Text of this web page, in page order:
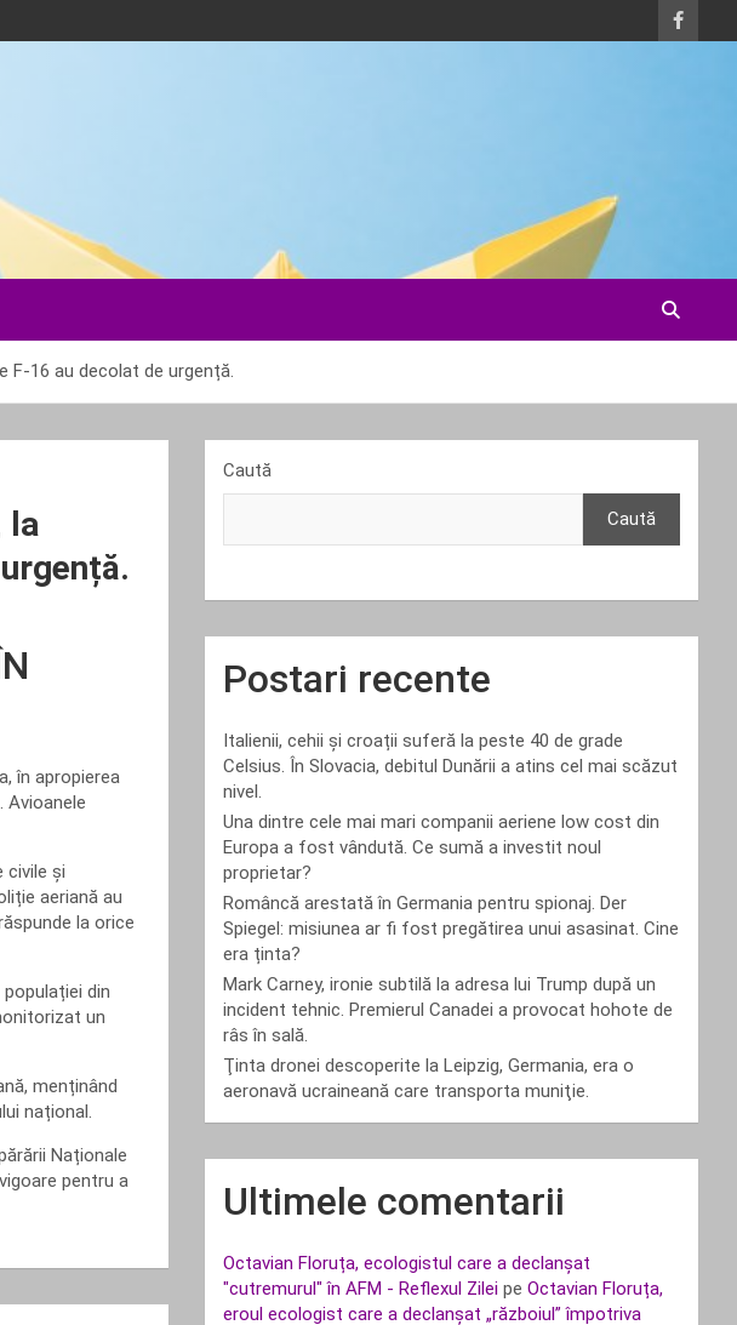
F-16 au decolat de urgență.
la
în apropierea
Avioanele
civile și
aeriană au
la orice
din
un
menținând
național.
Naționale
pentru a
Caută
Caută
Postari recente
Italienii, cehii și croații suferă la peste 40 de grade
Celsius. În Slovacia, debitul Dunării a atins cel mai scăzut
nivel.
Una dintre cele mai mari companii aeriene low cost din
Europa a fost vândută. Ce sumă a investit noul
proprietar?
Româncă arestată în Germania pentru spionaj. Der
Spiegel: misiunea ar fi fost pregătirea unui asasinat. Cine
era ținta?
Mark Carney, ironie subtilă la adresa lui Trump după un
incident tehnic. Premierul Canadei a provocat hohote de
râs în sală.
Ţinta dronei descoperite la Leipzig, Germania, era o
aeronavă ucraineană care transporta muniţie.
Ultimele comentarii
Octavian Floruța, ecologistul care a declanșat
"cutremurul" în AFM - Reflexul Zilei peOctavian Floruța,
eroul ecologist care a declanșat „războiul” împotriva